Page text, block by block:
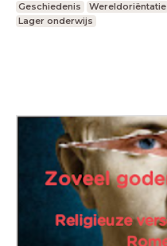
Geschiedenis Wereldoriëntatie
Lager onderwijs